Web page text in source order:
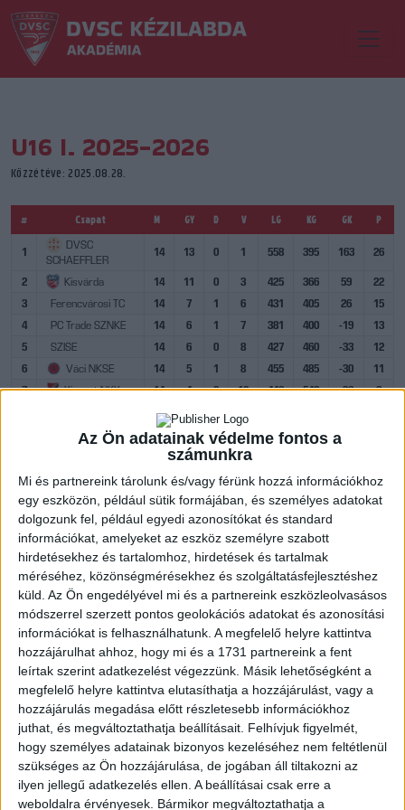
Az Ön adatainak védelme fontos a
számunkra
Mi és partnereink tárolunk és/vagy férünk hozzá információkhoz
egy eszközön, például sütik formájában, és személyes adatokat
dolgozunk fel, például egyedi azonosítókat és standard
információkat, amelyeket az eszköz személyre szabott
hirdetésekhez és tartalomhoz, hirdetések és tartalmak
méréséhez, közönségmérésekhez és szolgáltatásfejlesztéshez
küld. Az Ön engedélyével mi és a partnereink eszközleolvasásos
módszerrel szerzett pontos geolokációs adatokat és azonosítási
információkat is felhasználhatunk. A megfelelő helyre kattintva
hozzájárulhat ahhoz, hogy mi és a 1731 partnereink a fent
leírtak szerint adatkezelést végezzünk. Másik lehetőségként a
megfelelő helyre kattintva elutasíthatja a hozzájárulást, vagy a
hozzájárulás megadása előtt részletesebb információkhoz
juthat, és megváltoztathatja beállításait. Felhívjuk figyelmét,
hogy személyes adatainak bizonyos kezeléséhez nem feltétlenül
szükséges az Ön hozzájárulása, de jogában áll tiltakozni az
ilyen jellegű adatkezelés ellen. A beállításai csak erre a
weboldalra érvényesek. Bármikor megváltoztathatja a
U16 I. 2025-2026
Közzétéve: 2025.08.28.
# Csapat M GY D V LG KG GK P
1
DVSC
SCHAEFFLER
14 13 0 1 558 395 163 26
2 Kisvárda 14 11 0 3 425 366 59
22
3
Ferencvárosi TC 14 7 1 6 431 405 26
15
4
PC Trade SZNKE 14 6 1 7 381 400 -19
13
5
SZISE 14 6 0 8 427 460 -33
12
6
Váci NKSE 14 5 1 8 455 485 -30
11
7
Kispest NKK 14 4 0 10 446 542 -96
8
14 2
KÖVESS MINKET FACEBOOKON
LEGUTÓBBI HÍREK
U18-AS VB: HIBÁTLAN CSOPORTKÖR
2026.08.01. 16:08
Mindhárom csoportmérkőzését megnyerte a magyar ifjúsági válogatott az
U18-as vilégbajnokságon,...Bővebben →
SORSOLTAK AZ NB I/B-BEN
2026.07.31. 19:57
Akadémistáink az előző évekhez hasonlóan a 2026/2027-es szezonban is
megméretteti...Bővebben →
U18-AS VB: KEZDŐDIK!